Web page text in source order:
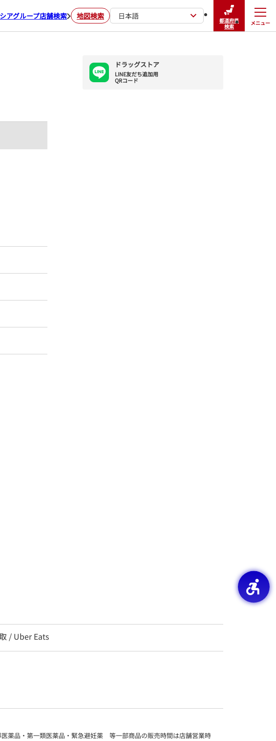
アグループ店舗検索 地図検索 日本語
都道府県
検索
メニュー
閉じる
ドラッグストア
LINE友だち追加用
QRコード
/ Uber Eats
薬品・第一類医薬品・緊急避妊薬　等一部商品の販売時間は店舗営業時